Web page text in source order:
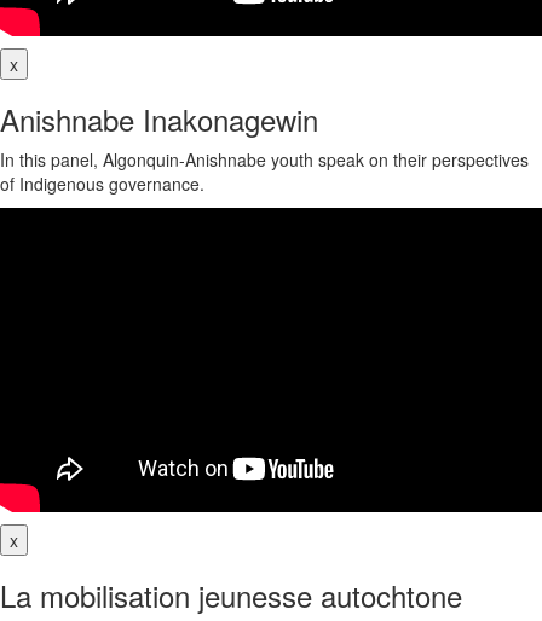
x
Anishnabe Inakonagewin
In this panel, Algonquin-Anishnabe youth speak on their perspectives
of Indigenous governance.
x
La mobilisation jeunesse autochtone